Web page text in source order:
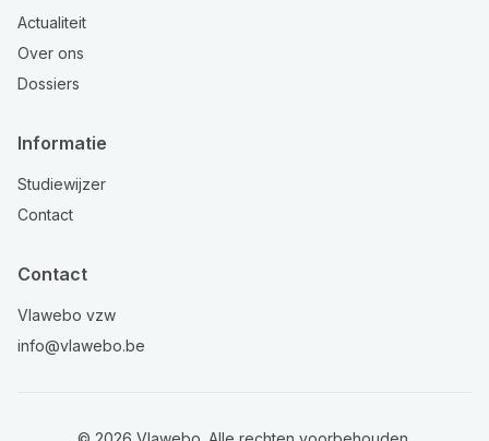
Actualiteit
Over ons
Dossiers
Informatie
Studiewijzer
Contact
Contact
Vlawebo vzw
info@vlawebo.be